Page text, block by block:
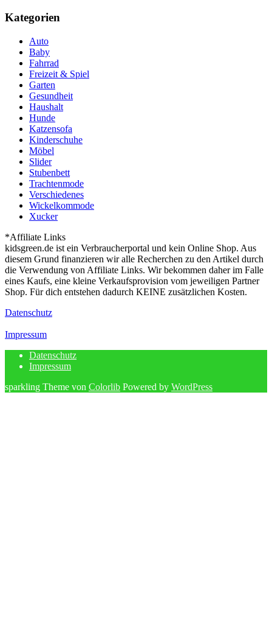
Kategorien
Auto
Baby
Fahrrad
Freizeit & Spiel
Garten
Gesundheit
Haushalt
Hunde
Katzensofa
Kinderschuhe
Möbel
Slider
Stubenbett
Trachtenmode
Verschiedenes
Wickelkommode
Xucker
*Affiliate Links
kidsgreen.de ist ein Verbraucherportal und kein Online Shop. Aus
diesem Grund finanzieren wir alle Recherchen zu den Artikel durch
die Verwendung von Affiliate Links. Wir bekommen daher im Falle
eines Kaufs, eine kleine Verkaufsprovision vom jeweiligen Partner
Shop. Für dich entstehen dadurch KEINE zusätzlichen Kosten.
Datenschutz
Impressum
Datenschutz
Impressum
sparkling Theme von Colorlib Powered by WordPress